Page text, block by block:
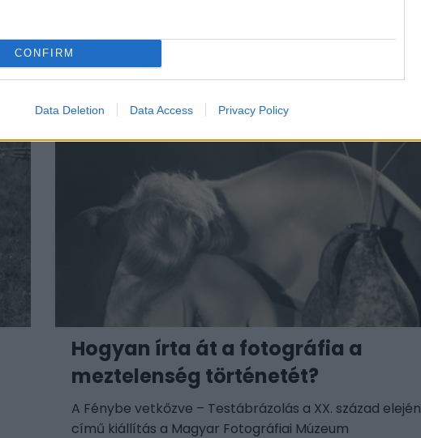
CONFIRM
Data Deletion Data Access Privacy Policy
Hogyan írta át a fotográfia a
meztelenség történetét?
A Fénybe vetkőzve – Testábrázolás a XX. század elején
című kiállítás a Magyar Fotográfiai Múzeum